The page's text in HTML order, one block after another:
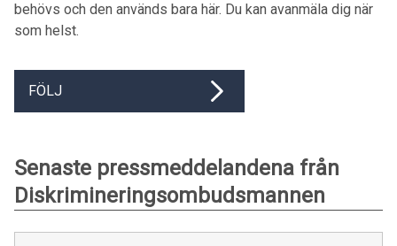
behövs och den används bara här. Du kan avanmäla dig när
som helst.
FÖLJ
Senaste pressmeddelandena från
Diskrimineringsombudsmannen